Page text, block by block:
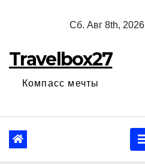
Сб. Авг 8th, 2026
Travelbox27
Компасс мечты